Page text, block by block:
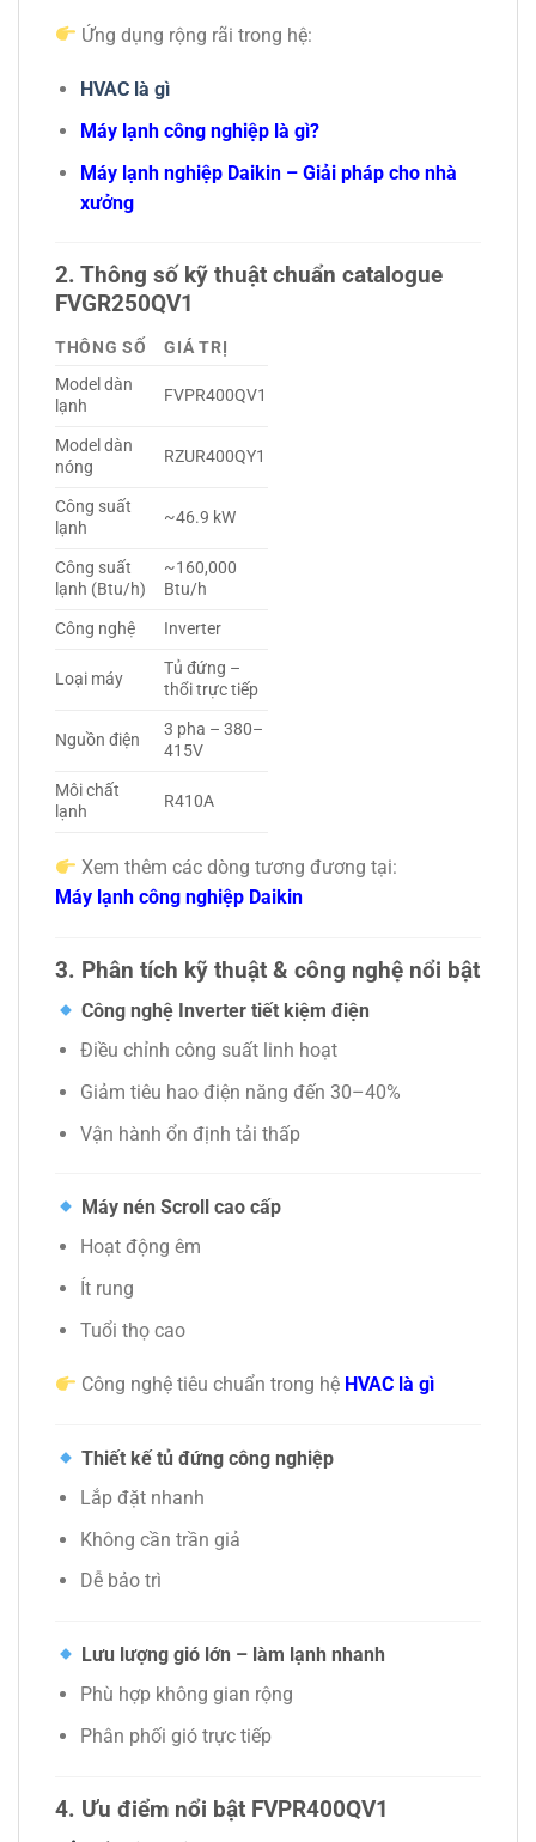
Ứng dụng rộng rãi trong hệ:
HVAC là gì
Máy lạnh công nghiệp là gì?
Máy lạnh nghiệp Daikin – Giải pháp cho nhà
xưởng
2. Thông số kỹ thuật chuẩn catalogue
FVGR250QV1
THÔNG SỐ
GIÁ TRỊ
Model dàn
lạnh
FVPR400QV1
Model dàn
nóng
RZUR400QY1
Công suất
lạnh
~46.9 kW
Công suất
lạnh (Btu/h)
~160,000
Btu/h
Công nghệ
Inverter
Loại máy
Tủ đứng –
thổi trực tiếp
Nguồn điện
3 pha – 380–
415V
Môi chất
lạnh
R410A
Xem thêm các dòng tương đương tại:
Máy lạnh công nghiệp Daikin
3. Phân tích kỹ thuật & công nghệ nổi bật
Công nghệ Inverter tiết kiệm điện
Điều chỉnh công suất linh hoạt
Giảm tiêu hao điện năng đến 30–40%
Vận hành ổn định tải thấp
Máy nén Scroll cao cấp
Hoạt động êm
Ít rung
Tuổi thọ cao
Công nghệ tiêu chuẩn trong hệ HVAC là gì
Thiết kế tủ đứng công nghiệp
Lắp đặt nhanh
Không cần trần giả
Dễ bảo trì
Lưu lượng gió lớn – làm lạnh nhanh
Phù hợp không gian rộng
Phân phối gió trực tiếp
4. Ưu điểm nổi bật FVPR400QV1